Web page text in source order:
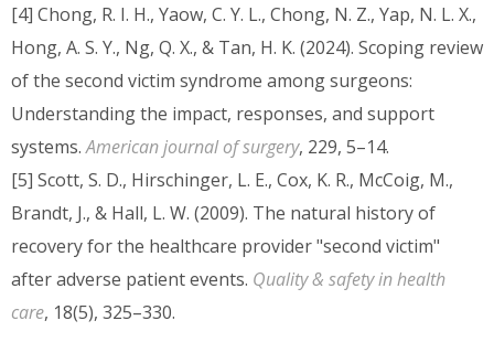
[4] Chong, R. I. H., Yaow, C. Y. L., Chong, N. Z., Yap, N. L. X.,
Hong, A. S. Y., Ng, Q. X., & Tan, H. K. (2024). Scoping review
of the second victim syndrome among surgeons:
Understanding the impact, responses, and support
systems.American journal of surgery, 229, 5–14.
[5] Scott, S. D., Hirschinger, L. E., Cox, K. R., McCoig, M.,
Brandt, J., & Hall, L. W. (2009). The natural history of
recovery for the healthcare provider "second victim"
after adverse patient events. Quality & safety in health
care, 18(5), 325–330.